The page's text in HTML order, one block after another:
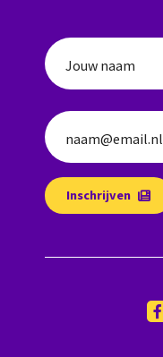
Jouw naam
naam@email.nl
Inschrijven